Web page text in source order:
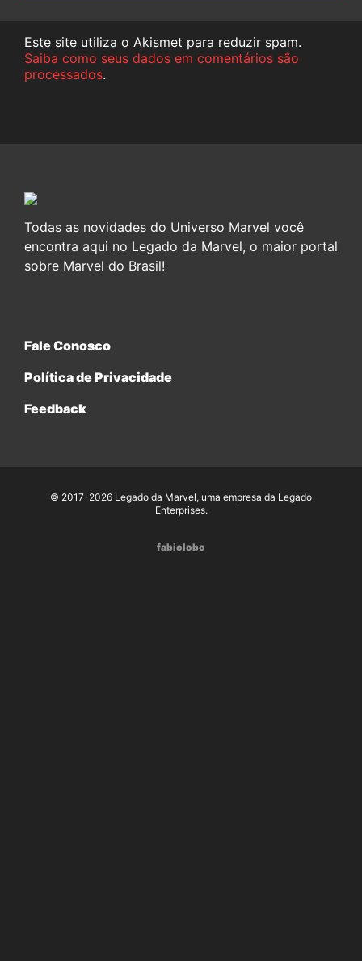
Este site utiliza o Akismet para reduzir spam.
Saiba como seus dados em comentários são
processados.
Todas as novidades do Universo Marvel você
encontra aqui no Legado da Marvel, o maior portal
sobre Marvel do Brasil!
Fale Conosco
Política de Privacidade
Feedback
© 2017-2026 Legado da Marvel, uma empresa da Legado
Enterprises.
fabiolobo